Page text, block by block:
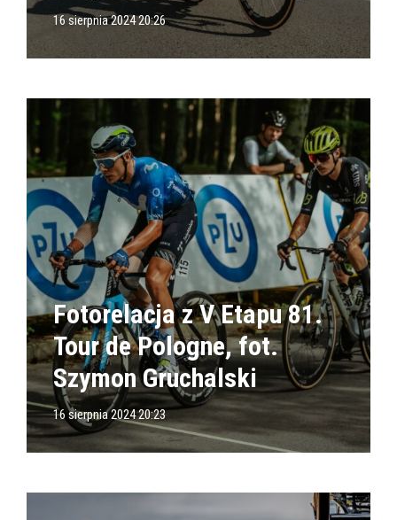
16 sierpnia 2024 20:26
Fotorelacja z V Etapu 81.
Tour de Pologne, fot.
Szymon Gruchalski
16 sierpnia 2024 20:23